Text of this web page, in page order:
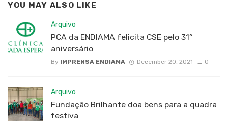
YOU MAY ALSO LIKE
Arquivo
PCA da ENDIAMA felicita CSE pelo 31º
aniversário
By IMPRENSA ENDIAMA December 20, 2021 0
Arquivo
Fundação Brilhante doa bens para a quadra
festiva